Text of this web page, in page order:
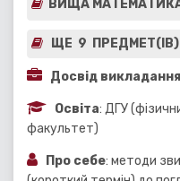
ВИЩА
ЩЕ 9 ПРЕДМЕТ(ІВ)
Досвід викладання
Освіта: ДГУ
факультет)
Про себе: методи